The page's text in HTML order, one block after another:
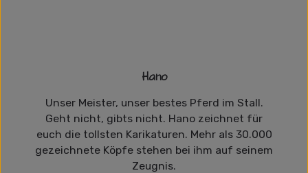
Hano
Unser Meister, unser bestes Pferd im Stall.
Geht nicht, gibts nicht. Hano zeichnet für
euch die tollsten Karikaturen. Mehr als 30.000
gezeichnete Köpfe stehen bei ihm auf seinem
Zeugnis.